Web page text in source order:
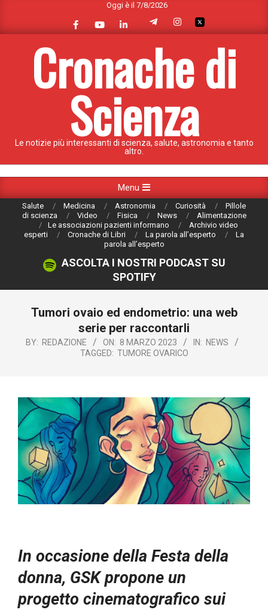
content
Oggi è il 7/8/2026
Cronache di
Scienza
Le notizie più interessanti di scienza, salute, astronomia e tanto
altro.
Navigation
Menu
Salute Medicina Astronomia Curiosità
Pillole
di scienza
Video Fisica News
Alimentazione
Le associazioni pazienti informano
Archivio video
esperti
Cronache di Libri La parola all’esperto
La
parola all’esperto
ASCOLTA I NOSTRI PODCAST SU
SPOTIFY
Tumori ovaio ed endometrio: una web
serie per raccontarli
BY: REDAZIONE ON: 8 MARZO 2023 IN: NEWS
TAGGED: TUMORE OVARICO
In occasione della Festa della
donna, GSK propone un
progetto cinematografico sui